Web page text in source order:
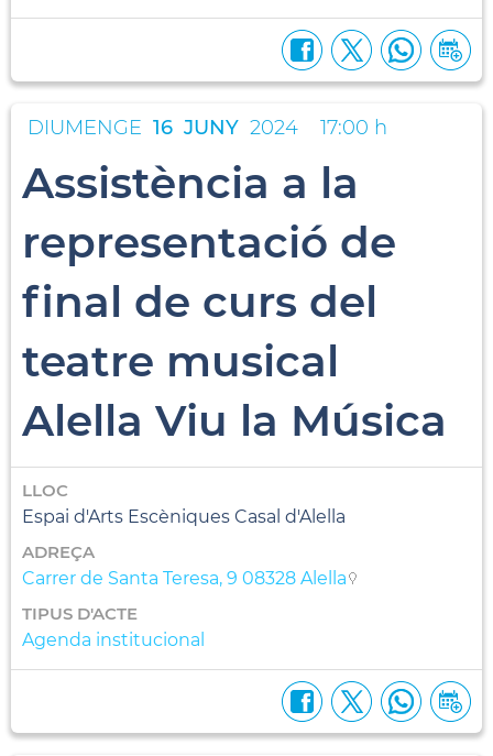
DIUMENGE 16 JUNY 2024 17:00 h
Assistència a la
representació de
final de curs del
teatre musical
Alella Viu la Música
LLOC
Espai d'Arts Escèniques Casal d'Alella
ADREÇA
Carrer de Santa Teresa, 9 08328 Alella
TIPUS D'ACTE
Agenda institucional